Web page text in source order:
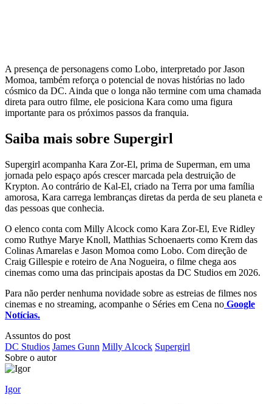
A presença de personagens como Lobo, interpretado por Jason
Momoa, também reforça o potencial de novas histórias no lado
cósmico da DC. Ainda que o longa não termine com uma chamada
direta para outro filme, ele posiciona Kara como uma figura
importante para os próximos passos da franquia.
Saiba mais sobre Supergirl
Supergirl acompanha Kara Zor-El, prima de Superman, em uma
jornada pelo espaço após crescer marcada pela destruição de
Krypton. Ao contrário de Kal-El, criado na Terra por uma família
amorosa, Kara carrega lembranças diretas da perda de seu planeta e
das pessoas que conhecia.
O elenco conta com Milly Alcock como Kara Zor-El, Eve Ridley
como Ruthye Marye Knoll, Matthias Schoenaerts como Krem das
Colinas Amarelas e Jason Momoa como Lobo. Com direção de
Craig Gillespie e roteiro de Ana Nogueira, o filme chega aos
cinemas como uma das principais apostas da DC Studios em 2026.
Para não perder nenhuma novidade sobre as estreias de filmes nos
cinemas e no streaming, acompanhe o Séries em Cena no Google
Notícias.
Assuntos do post
DC Studios James Gunn Milly Alcock Supergirl
Sobre o autor
Igor